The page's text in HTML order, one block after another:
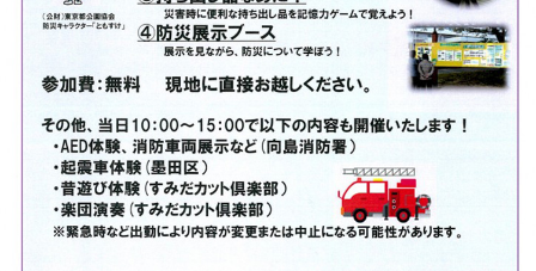
このページの先頭へ
江戸川区時間 江東区時間 葛飾区時間
表示：PC|モバイル
© 2013 art blue Inc.